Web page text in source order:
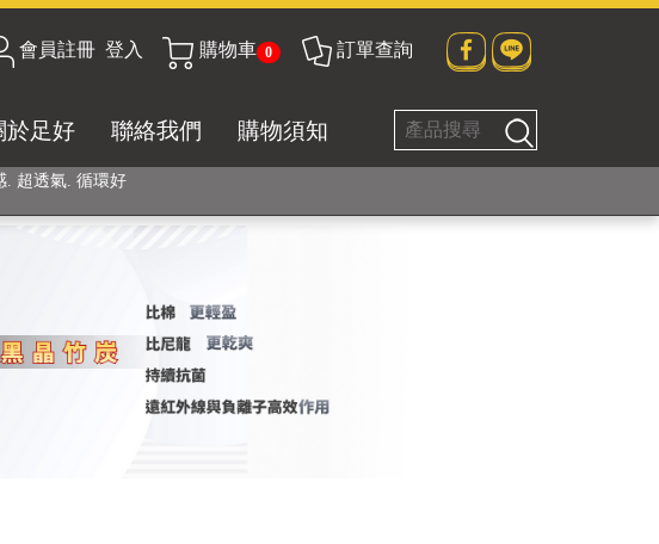
會員註冊 登入 購物車 0 訂單查詢
於足好 聯絡我們 購物須知
纖維素材), 機能貼身衣物No. 1
. 超透氣. 循環好
列